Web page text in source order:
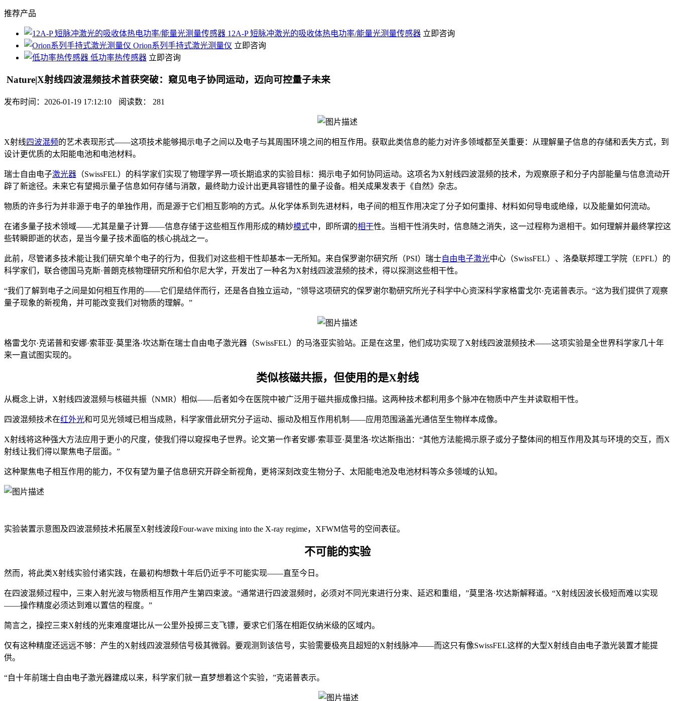
推荐产品
12A-P 短脉冲激光的吸收体热电功率/能量光测量传感器 立即咨询
Orion系列手持式激光测量仪 立即咨询
低功率热传感器 立即咨询
Nature|X射线四波混频技术首获突破：窥见电子协同运动，迈向可控量子未来
发布时间：2026-01-19 17:12:10 阅读数： 281
X射线四波混频的艺术表现形式——这项技术能够揭示电子之间以及电子与其周围环境之间的相互作用。获取此类信息的能力对许多领域都至关重要：从理解量子信息的存储和丢失方式，到
设计更优质的太阳能电池和电池材料。
瑞士自由电子激光器 （SwissFEL）的科学家们实现了物理学界一项长期追求的实验目标： 揭示电子如何协同运动。这项名为X射线四波混频的技术，为观察原子和分子内部能量与信息流动开
辟了新途径。未来它有望揭示量子信息如何存储与消散，最终助力设计出更具容错性的量子设备。相关成果发表于《自然》杂志。
物质的许多行为并非源于电子的单独作用，而是源于它们相互影响的方式。从化学体系到先进材料，电子间的相互作用决定了分子如何重排、材料如何导电或绝缘，以及能量如何流动。
在诸多量子技术领域——尤其是量子计算——信息存储于这些相互作用形成的精妙模式中，即所谓的相干性。当相干性消失时，信息随之消失，这一过程称为退相干。如何理解并最终掌控这
些转瞬即逝的状态，是当今量子技术面临的核心挑战之一。
此前，尽管诸多技术能让我们研究单个电子的行为，但我们对这些相干性却基本一无所知。来自保罗谢尔研究所（PSI）瑞士自由电子激光中心（SwissFEL）、洛桑联邦理工学院（EPFL）的
科学家们，联合德国马克斯·普朗克核物理研究所和伯尔尼大学，开发出了一种名为X射线四波混频的技术，得以探测这些相干性。
“我们了解到电子之间是如何相互作用的——它们是结伴而行，还是各自独立运动， ”领导这项研究的保罗谢尔勒研究所光子科学中心资深科学家格雷戈尔·克诺普表示。“这为我们提供了观察
量子现象的新视角，并可能改变我们对物质的理解。”
格雷戈尔·克诺普和安娜·索菲亚·莫里洛·坎达斯在瑞士自由电子激光器（SwissFEL）的马洛亚实验站。正是在这里，他们成功实现了X射线四波混频技术——这项实验是全世界科学家几十年
来一直试图实现的。
类似核磁共振，但使用的是X射线
从概念上讲，X射线四波混频与核磁共振（NMR）相似——后者如今在医院中被广泛用于磁共振成像扫描。这两种技术都利用多个脉冲在物质中产生并读取相干性。
四波混频技术在红外光和可见光领域已相当成熟，科学家借此研究分子运动、振动及相互作用机制——应用范围涵盖光通信至生物样本成像。
X射线将这种强大方法应用于更小的尺度，使我们得以窥探电子世界。论文第一作者安娜·索菲亚·莫里洛·坎达斯指出：“其他方法能揭示原子或分子整体间的相互作用及其与环境的交互，而X
射线让我们得以聚焦电子层面。”
这种聚焦电子相互作用的能力，不仅有望为量子信息研究开辟全新视角，更将深刻改变生物分子、太阳能电池及电池材料等众多领域的认知。
实验装置示意图及四波混频技术拓展至X射线波段Four-wave mixing into the X-ray regime，XFWM信号的空间表征。
不可能的实验
然而，将此类X射线实验付诸实践，在最初构想数十年后仍近乎不可能实现——直至今日。
在四波混频过程中，三束入射光波与物质相互作用产生第四束波。“通常进行四波混频时，必须对不同光束进行分束、延迟和重组，”莫里洛·坎达斯解释道。“X射线因波长极短而难以实现
——操作精度必须达到难以置信的程度。”
简言之，操控三束X射线的光束难度堪比从一公里外投掷三支飞镖，要求它们落在相距仅纳米级的区域内。
仅有这种精度还远远不够：产生的X射线四波混频信号极其微弱。要观测到该信号，实验需要极亮且超短的X射线脉冲——而这只有像SwissFEL这样的大型X射线自由电子激光装置才能提
供。
“自十年前瑞士自由电子激光器建成以来，科学家们就一直梦想着这个实验，”克诺普表示。